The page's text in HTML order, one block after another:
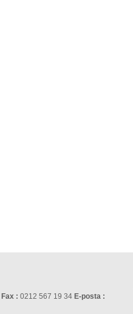
Fax : 0212 567 19 34 E-posta :